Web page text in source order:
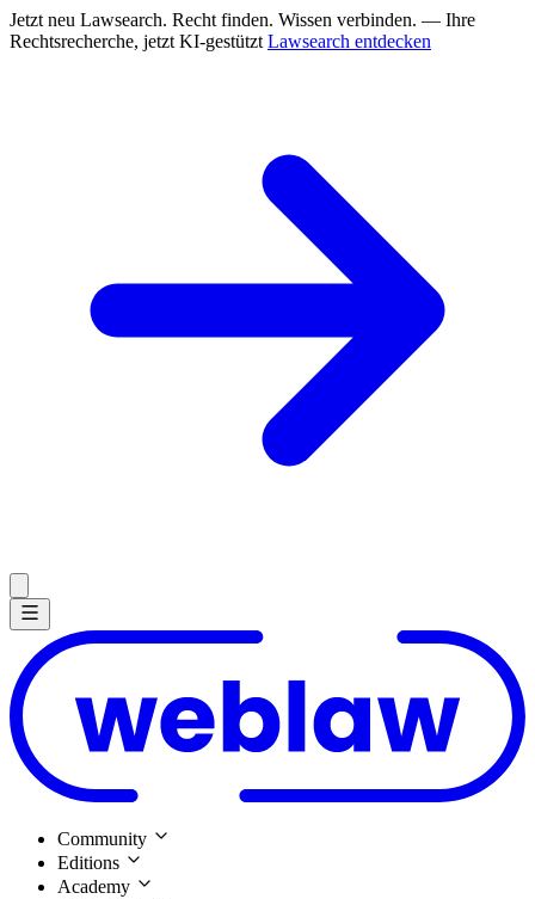
Jetzt neu Lawsearch. Recht finden. Wissen verbinden. — Ihre
Rechtsrecherche, jetzt KI-gestützt Lawsearch entdecken
Community
Editions
Academy